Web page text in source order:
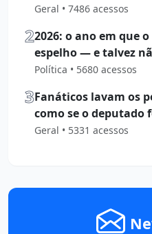
Geral • 7486 acessos
22026: o ano em que
espelho — e talvez
Política • 5680 acessos
3Fanáticos lavam os
como se o deputado
Geral • 5331 acessos